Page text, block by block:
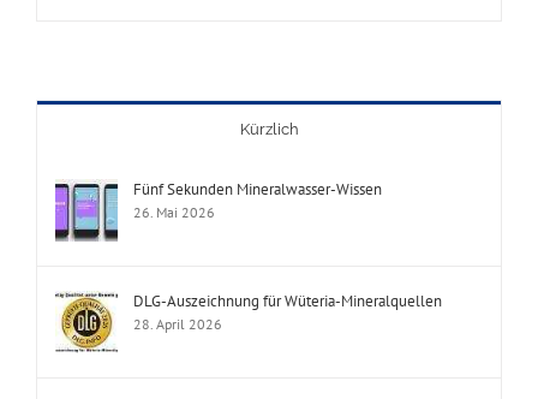
Kürzlich
Fünf Sekunden Mineralwasser-Wissen
26. Mai 2026
DLG-Auszeichnung für Wüteria-Mineralquellen
28. April 2026